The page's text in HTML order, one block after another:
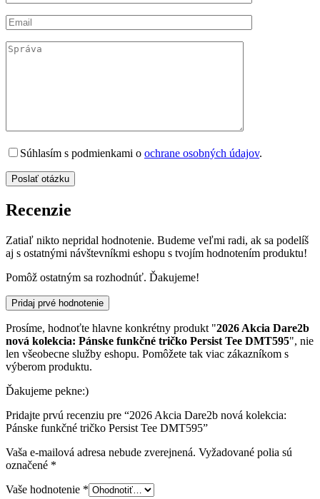
Súhlasím s podmienkami o ochrane osobných údajov.
Recenzie
Zatiaľ nikto nepridal hodnotenie. Budeme veľmi radi, ak sa podelíš
aj s ostatnými návštevníkmi eshopu s tvojím hodnotením produktu!
Pomôž ostatným sa rozhodnúť. Ďakujeme!
Pridaj prvé hodnotenie
Prosíme, hodnoťte hlavne konkrétny produkt "2026 Akcia Dare2b
nová kolekcia: Pánske funkčné tričko Persist Tee DMT595", nie
len všeobecne služby eshopu. Pomôžete tak viac zákazníkom s
výberom produktu.
Ďakujeme pekne:)
Pridajte prvú recenziu pre “2026 Akcia Dare2b nová kolekcia:
Pánske funkčné tričko Persist Tee DMT595”
Vaša e-mailová adresa nebude zverejnená. Vyžadované polia sú
označené *
Vaše hodnotenie *